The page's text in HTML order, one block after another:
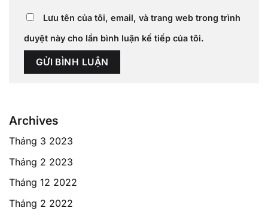
Lưu tên của tôi, email, và trang web trong trình
duyệt này cho lần bình luận kế tiếp của tôi.
Archives
Tháng 3 2023
Tháng 2 2023
Tháng 12 2022
Tháng 2 2022